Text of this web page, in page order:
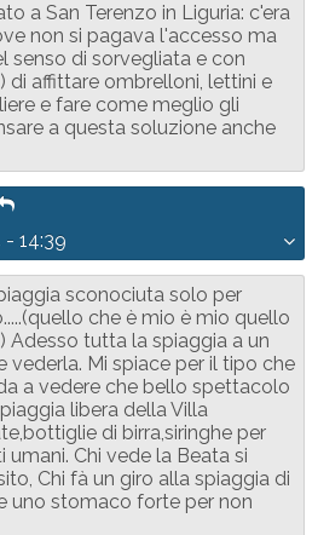
a San Terenzo in Liguria: c'era
non si pagava l'accesso ma
senso di sorvegliata e con
di affittare ombrelloni, lettini e
e fare come meglio gli
a questa soluzione anche
14:39
sconociuta solo per
che è mio è mio quello
Adesso tutta la spiaggia a un
vederla. Mi spiace per il tipo che
a vedere che bello spettacolo
libera della Villa
di birra,siringhe per
Chi vede la Beata si
Chi fà un giro alla spiaggia di
uno stomaco forte per non